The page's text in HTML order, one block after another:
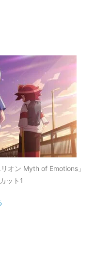
オン Myth of Emotions」
ット1